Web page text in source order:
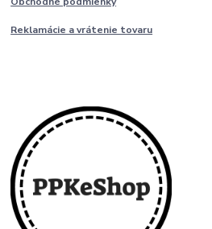
Reklamácie a vrátenie tovaru